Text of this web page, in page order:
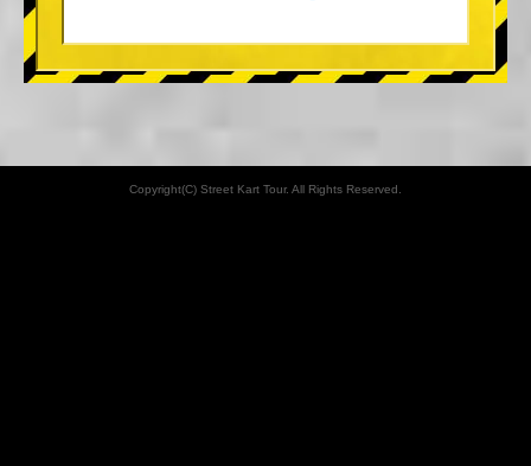
Copyright(C) Street Kart Tour. All Rights Reserved.